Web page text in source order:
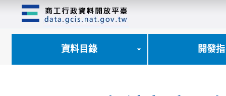
資料目錄 開發